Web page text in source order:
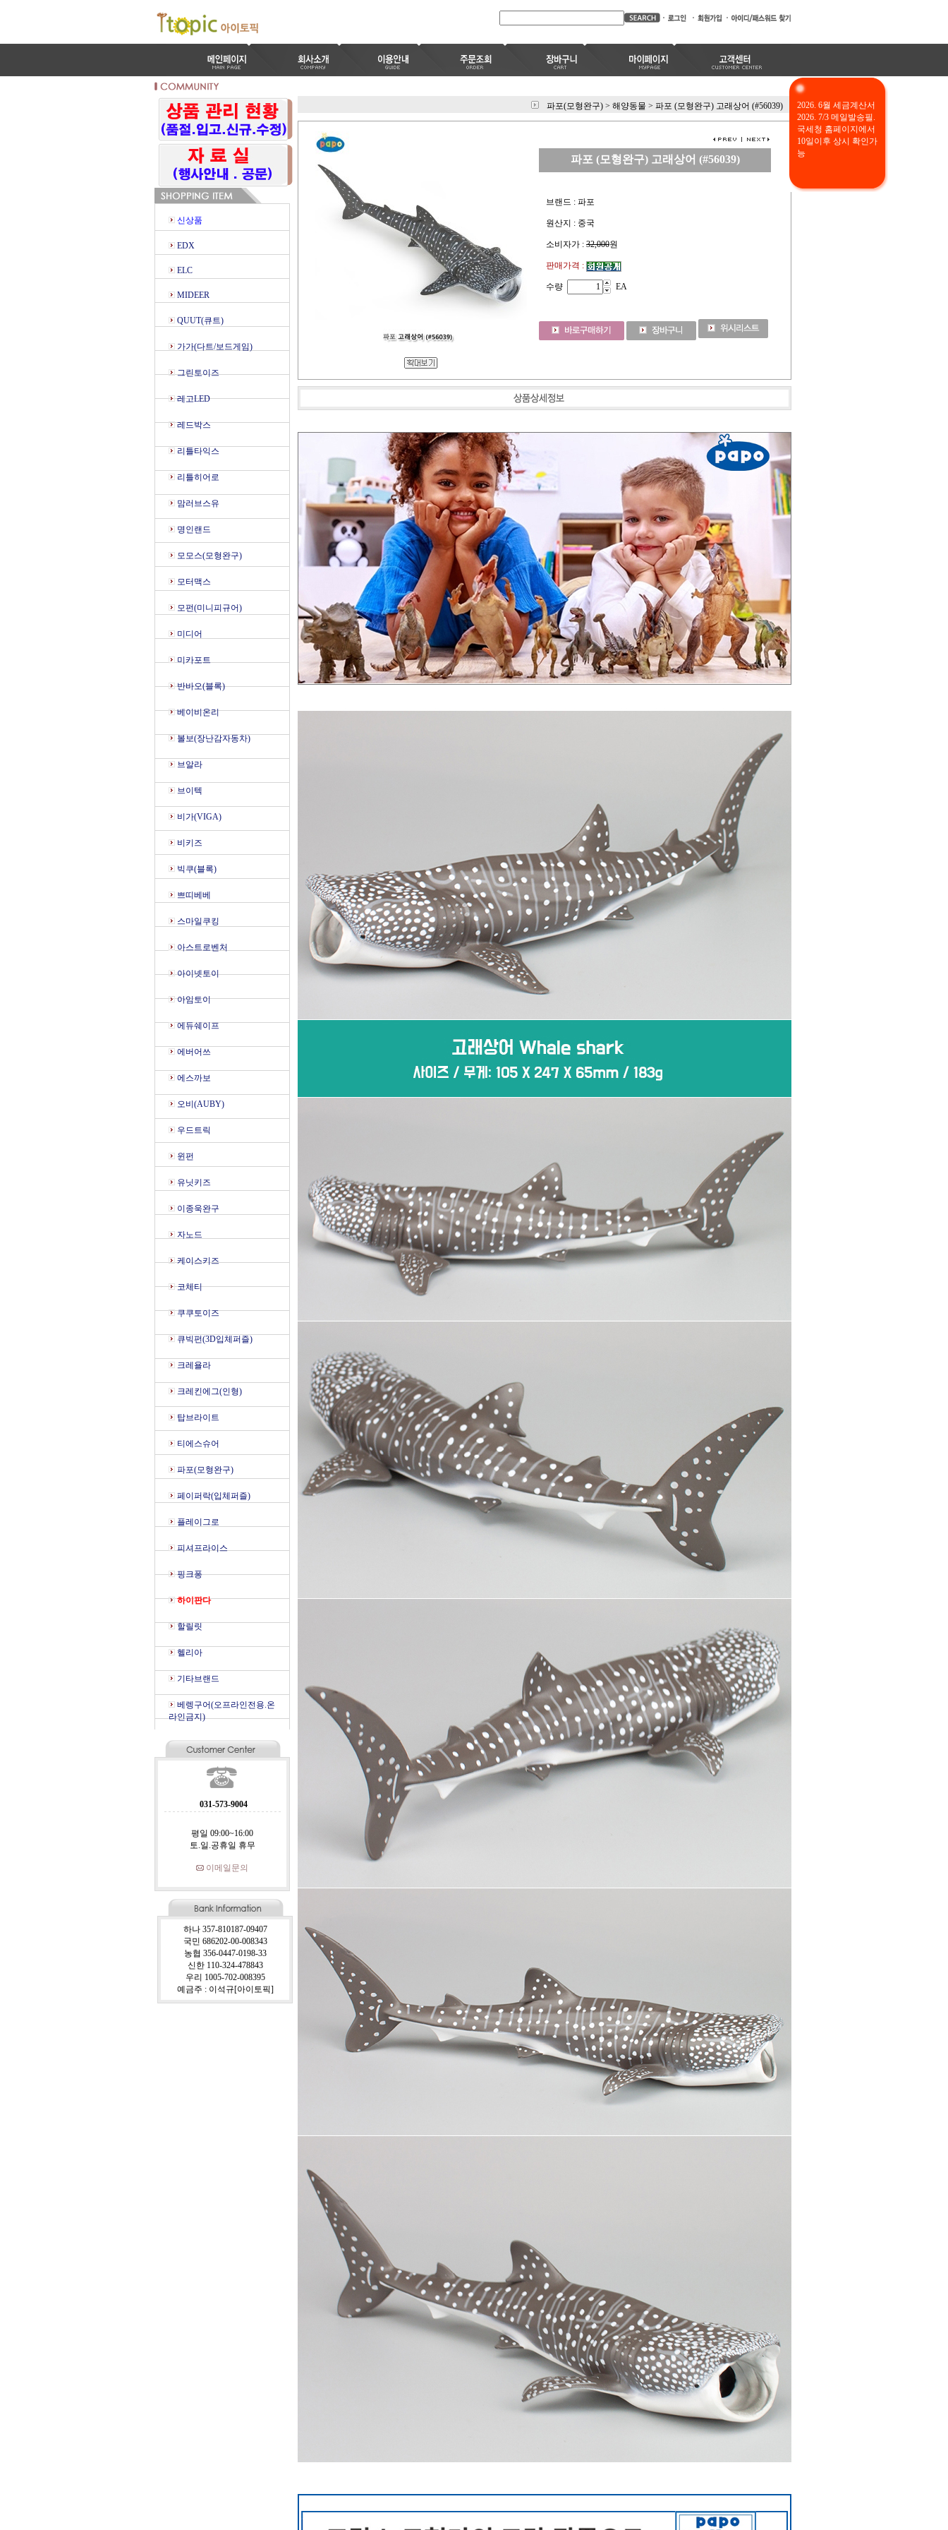
신상품
EDX
ELC
MIDEER
QUUT(큐트)
가가(다트/보드게임)
그린토이즈
레고LED
레드박스
리틀타익스
리틀히어로
맘러브스유
명인랜드
모모스(모형완구)
모터맥스
모펀(미니피규어)
미디어
미카포트
반바오(블록)
베이비온리
볼보(장난감자동차)
브알라
브이텍
비가(VIGA)
비키즈
빅쿠(블록)
쁘띠베베
스마일쿠킹
아스트로벤처
아이넷토이
아임토이
에듀쉐이프
에버어쓰
에스까보
오비(AUBY)
우드트릭
윈펀
유닛키즈
이종욱완구
자노드
케이스키즈
코체티
쿠쿠토이즈
큐빅펀(3D입체퍼즐)
크레욜라
크레킨에그(인형)
탑브라이트
티에스슈어
파포(모형완구)
페이퍼락(입체퍼즐)
플레이그로
피셔프라이스
핑크퐁
하이판다
할릴릿
헬리아
기타브랜드
베렝구어(오프라인전용.온
라인금지)
031-573-9004
평일 09:00~16:00
토.일.공휴일 휴무
이메일문의
하나 357-810187-09407
국민 686202-00-008343
농협 356-0447-0198-33
신한 110-324-478843
우리 1005-702-008395
예금주 : 이석규[아이토픽]
파포(모형완구) > 해양동물 > 파포 (모형완구) 고래상어 (#56039)
파포 (모형완구) 고래상어 (#56039)
브랜드 : 파포
원산지 : 중국
소비자가 : 32,000원
판매가격 :
수량 EA
2026. 6월 세금계산서
2026. 7/3 메일발송필.
국세청 홈페이지에서
10일이후 상시 확인가
능